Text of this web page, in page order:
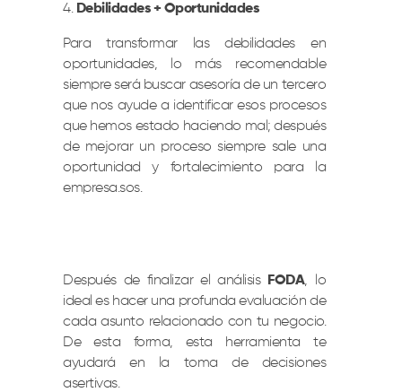
Debilidades + Oportunidades
Para transformar las debilidades en
oportunidades, lo más recomendable
siempre será buscar asesoría de un tercero
que nos ayude a identificar esos procesos
que hemos estado haciendo mal; después
de mejorar un proceso siempre sale una
oportunidad y fortalecimiento para la
empresa.sos.
Después de finalizar el análisis FODA, lo
ideal es hacer una profunda evaluación de
cada asunto relacionado con tu negocio.
De esta forma, esta herramienta te
ayudará en la toma de decisiones
asertivas.